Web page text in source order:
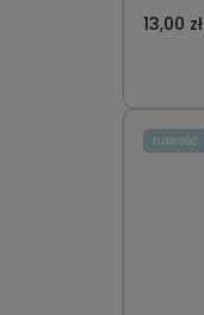
13,00 zł
nowość